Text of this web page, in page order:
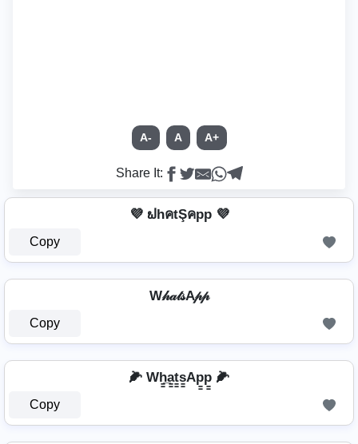
A- A A+
Share It:
💜 ຟhคtŞคpp 💜
Copy
W𝒽𝒶𝓉𝓈A𝓅𝓅
Copy
🌽 Wh̳̲a̳t̳s̳Ap̳p̳ 🌽
Copy